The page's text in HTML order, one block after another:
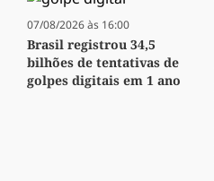
07/08/2026 às 16:00
Brasil registrou 34,5
bilhões de tentativas de
golpes digitais em 1 ano